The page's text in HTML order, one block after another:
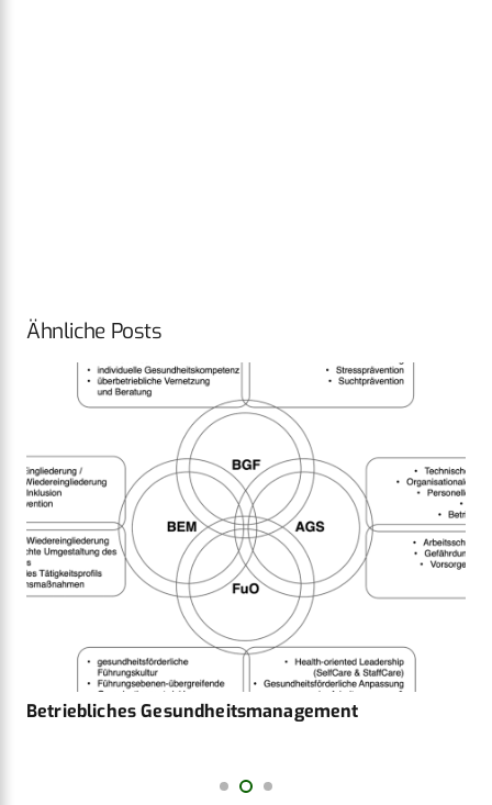
Ähnliche Posts
Betriebliches Gesundheitsmanagement